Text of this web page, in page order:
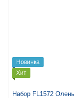
Новинка
Хит
Набор FL1572 Олень